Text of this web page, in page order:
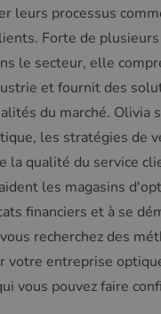
leurs processus
Forte de plusieurs
le secteur, elle
et fournit des
du marché. Olivia
les stratégies de
la qualité du service
les magasins
financiers et à se
recherchez des
votre entreprise
vous pouvez faire